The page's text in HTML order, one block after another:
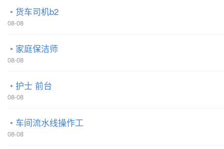
货车司机b2
08-08
家庭保洁师
08-08
护士 前台
08-08
车间流水线操作工
08-08